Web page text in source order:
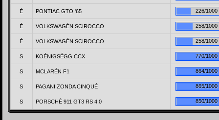
É PONTIAC GTO '65 226/1000
É VOLKSWAGÉN SCIROCCO 258/1000
É VOLKSWAGÉN SCIROCCO 258/1000
S KOÉNIGSÉGG CCX 770/1000
S MCLARÉN F1 864/1000
S PAGANI ZONDA CINQUÉ 865/1000
S PORSCHÉ 911 GT3 RS 4.0 850/1000